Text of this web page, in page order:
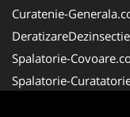
Curatenie-
Spalatorie-
Spalatorie-